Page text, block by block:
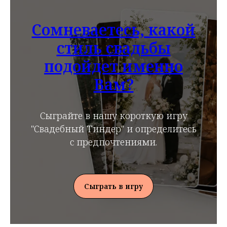
Сомневаетесь, какой
стиль свадьбы
подойдет именно
Вам?
Сыграйте в нашу короткую игру
"Свадебный Тиндер" и определитесь
с предпочтениями.
Сыграть в игру